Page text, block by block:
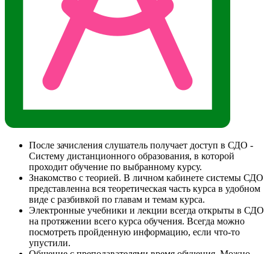
После зачисления слушатель получает доступ в СДО -
Систему дистанционного образования, в которой
проходит обучение по выбранному курсу.
Знакомство с теорией. В личном кабинете системы СДО
представленна вся теоретическая часть курса в удобном
виде с разбивкой по главам и темам курса.
Электронные учебники и лекции всегда открыты в СДО
на протяжении всего курса обучения. Всегда можно
посмотреть пройденную информацию, если что-то
упустили.